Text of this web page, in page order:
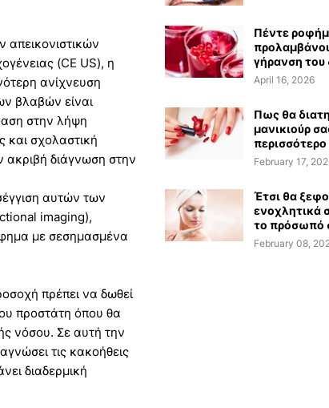
(CE US), η
ανίχνευση
βλαβών είναι
στην λήψη
και σχολαστική
ακριβή διάγνωση στην
αυτών των
imaging),
με σεσημασμένα
πρέπει να δωθεί
προστάτη όπου θα
νόσου. Σε αυτή την
τις κακοήθεις
διαδερμική
Πέντε
γήρανση του
April 16, 2026
Πως θα
μανικιούρ
περισσότερο
February 17,
Έτσι θα
ενοχλητικά
το πρόσωπό
February 08,